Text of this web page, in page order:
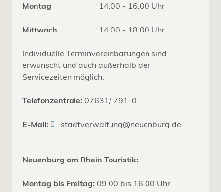
Montag 14.00 - 16.00 Uhr
Mittwoch 14.00 - 18.00 Uhr
Individuelle Terminvereinbarungen sind
erwünscht und auch außerhalb der
Servicezeiten möglich.
Telefonzentrale: 07631/ 791-0
E-Mail: stadtverwaltung@neuenburg.de
Neuenburg am Rhein Touristik:
Montag bis Freitag: 09.00 bis 16.00 Uhr